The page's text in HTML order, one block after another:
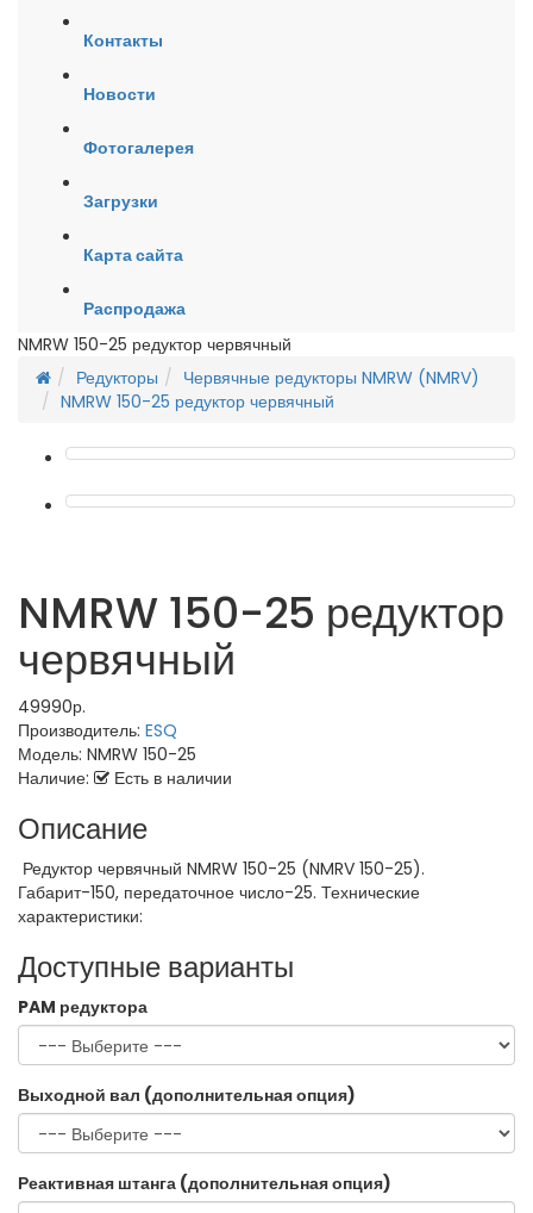
Контакты
Новости
Фотогалерея
Загрузки
Карта сайта
Распродажа
NMRW 150-25 редуктор червячный
Редукторы
Червячные редукторы NMRW (NMRV)
NMRW 150-25 редуктор червячный
NMRW 150-25 редуктор
червячный
49990р.
Производитель: ESQ
Модель: NMRW 150-25
Наличие:
Есть в наличии
Описание
Редуктор червячный NMRW 150-25 (NMRV 150-25).
Габарит-150, передаточное число-25. Технические
характеристики:
Доступные варианты
PAM редуктора
Выходной вал (дополнительная опция)
Реактивная штанга (дополнительная опция)